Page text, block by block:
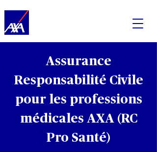
Assurance
Responsabilité Civile
pour les professions
médicales AXA (RC
Pro Santé)